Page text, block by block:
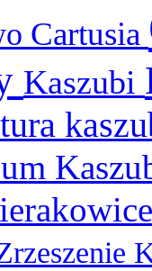
Cartusia
Kaszubi